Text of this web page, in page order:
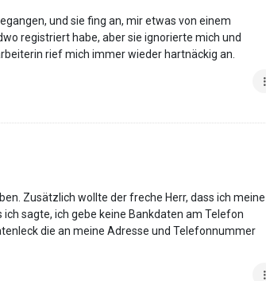
und sie fing an, mir etwas von einem
registriert habe, aber sie ignorierte mich und
rief mich immer wieder hartnäckig an.
Zusätzlich wollte der freche Herr, dass ich meine
sagte, ich gebe keine Bankdaten am Telefon
die an meine Adresse und Telefonnummer